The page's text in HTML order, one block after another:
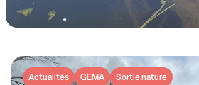
Actualités GEMA Sortie nature